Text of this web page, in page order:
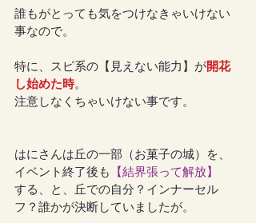
誰もがとっても気をつけなきゃいけない
事なので。
特に、スピ系の【見えない能力】が開花
し始めた時。
注意しなくちゃいけない事です。
はにさんは丘の一部（お菓子の城）を、
イベント終了後も
【結界張って解放】
する、と、丘での自分？インナーセル
フ？誰かが決断していましたが。